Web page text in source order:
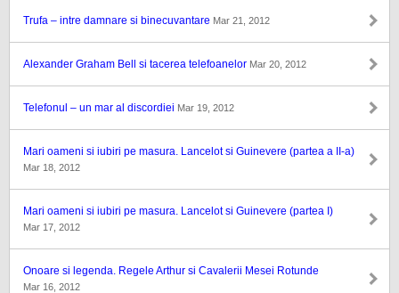
Trufa – intre damnare si binecuvantare Mar 21, 2012
Alexander Graham Bell si tacerea telefoanelor Mar 20, 2012
Telefonul – un mar al discordiei Mar 19, 2012
Mari oameni si iubiri pe masura. Lancelot si Guinevere (partea a II-a)
Mar 18, 2012
Mari oameni si iubiri pe masura. Lancelot si Guinevere (partea I)
Mar 17, 2012
Onoare si legenda. Regele Arthur si Cavalerii Mesei Rotunde
Mar 16, 2012